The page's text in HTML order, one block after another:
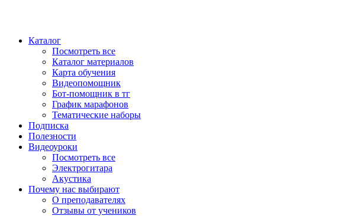
Каталог
Посмотреть все
Каталог материалов
Карта обучения
Видеопомощник
Бот-помощник в тг
График марафонов
Тематические наборы
Подписка
Полезности
Видеоуроки
Посмотреть все
Электрогитара
Акустика
Почему нас выбирают
О преподавателях
Отзывы от учеников